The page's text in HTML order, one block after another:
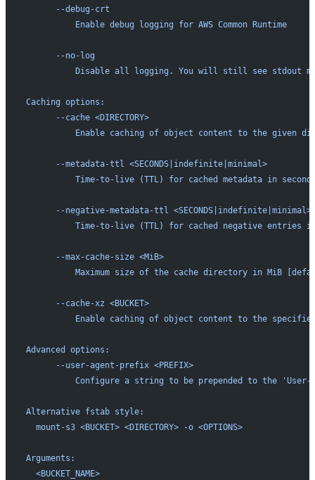
      --debug-crt
          Enable debug logging for AWS Common Runtime
      --no-log
Disable all logging. You will still see stdout
Caching options:
      --cache <DIRECTORY>
Enable caching of object content to the given
      --metadata-ttl <SECONDS|indefinite|minimal>
Time-to-live (TTL) for cached metadata in
      --negative-metadata-ttl <SECONDS|indefinite|minimal>
Time-to-live (TTL) for cached negative entries
      --max-cache-size <MiB>
Maximum size of the cache directory in MiB
      --cache-xz <BUCKET>
Enable caching of object content to the
Advanced options:
      --user-agent-prefix <PREFIX>
Configure a string to be prepended to the
Alternative fstab style:
  mount-s3 <BUCKET> <DIRECTORY> -o <OPTIONS>
Arguments:
  <BUCKET_NAME>